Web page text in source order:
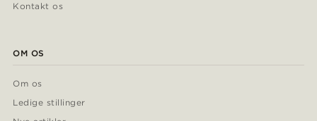
Kontakt os
OM OS
Om os
Ledige stillinger